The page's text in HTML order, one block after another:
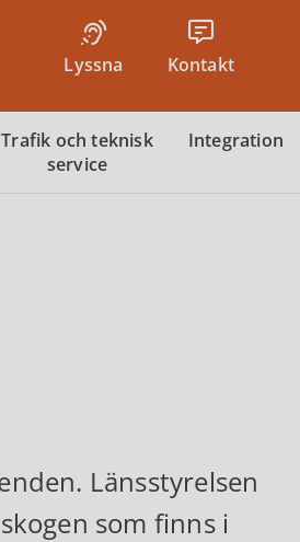
Lyssna Kontakt
Trafik och teknisk
service
Integration
Länsstyrelsen
som finns i